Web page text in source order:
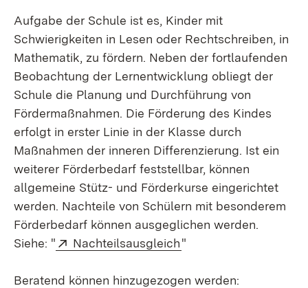
Aufgabe der Schule ist es, Kinder mit
Schwierigkeiten in Lesen oder Rechtschreiben, in
Mathematik, zu fördern. Neben der fortlaufenden
Beobachtung der Lernentwicklung obliegt der
Schule die Planung und Durchführung von
Fördermaßnahmen. Die Förderung des Kindes
erfolgt in erster Linie in der Klasse durch
Maßnahmen der inneren Differenzierung. Ist ein
weiterer Förderbedarf feststellbar, können
allgemeine Stütz- und Förderkurse eingerichtet
werden. Nachteile von Schülern mit besonderem
Förderbedarf können ausgeglichen werden.
Siehe: "
Extern:
Nachteilsausgleich(Öffnet in neuem
"
Beratend können hinzugezogen werden: